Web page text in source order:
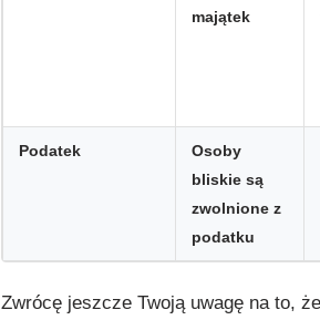
majątek
Podatek
Osoby
bliskie są
zwolnione z
podatku
Zwrócę jeszcze Twoją uwagę na to,